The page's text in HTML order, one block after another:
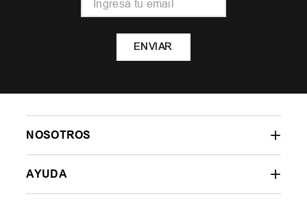
ENVIAR
NOSOTROS
AYUDA